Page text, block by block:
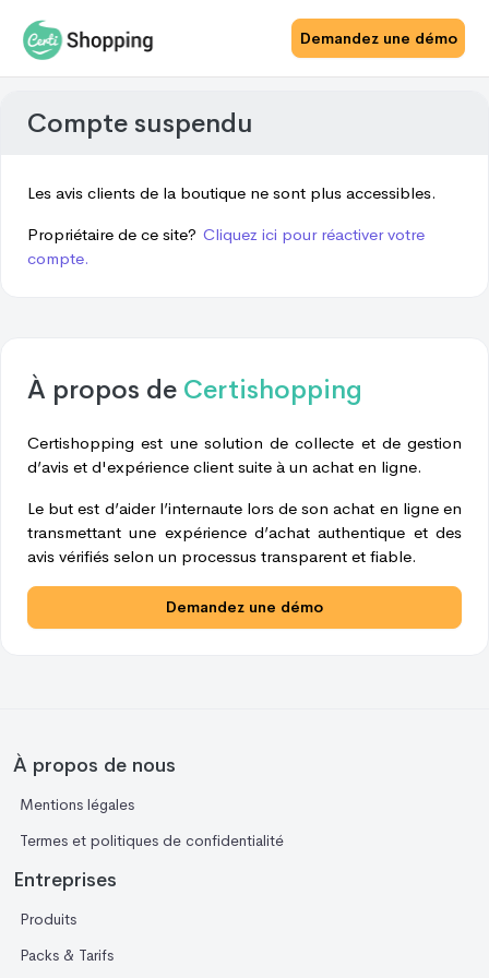
Demandez une démo
Compte suspendu
Les avis clients de la boutique ne sont plus accessibles.
Propriétaire de ce site? Cliquez ici pour réactiver votre
compte.
À propos de Certishopping
Certishopping est une solution de collecte et de gestion
d’avis et d'expérience client suite à un achat en ligne.
Le but est d’aider l’internaute lors de son achat en ligne en
transmettant une expérience d’achat authentique et des
avis vérifiés selon un processus transparent et fiable.
Demandez une démo
À propos de nous
Mentions légales
Termes et politiques de confidentialité
Entreprises
Produits
Packs & Tarifs